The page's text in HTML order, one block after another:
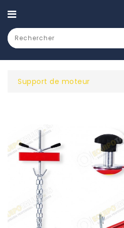
CATEGORY
Support de moteur